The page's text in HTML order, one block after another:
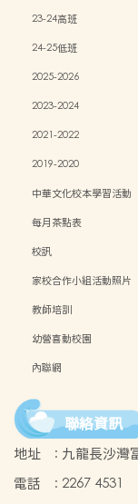
23-24高班
24-25低班
2025-2026
2023-2024
2021-2022
2019-2020
中華文化校本學習活動
每月茶點表
校訊
家校合作小組活動照片
教師培訓
幼營喜動校園
內聯網
聯絡資訊
地址 : 九龍長沙灣
電話
: 2267 4531